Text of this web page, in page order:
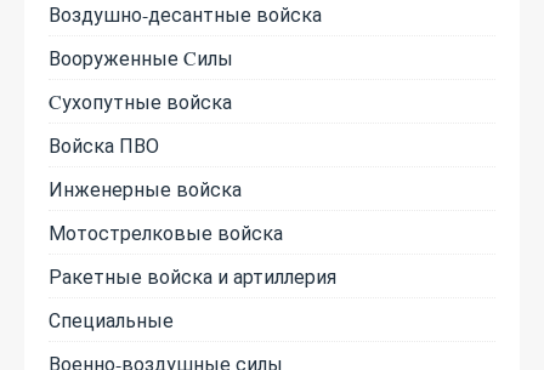
Воздушно-десантные войска
Вооруженные Cилы
Cухопутные войска
Войска ПВО
Инженерные войска
Мотострелковые войска
Ракетные войска и артиллерия
Специальные
Военно-воздушные силы